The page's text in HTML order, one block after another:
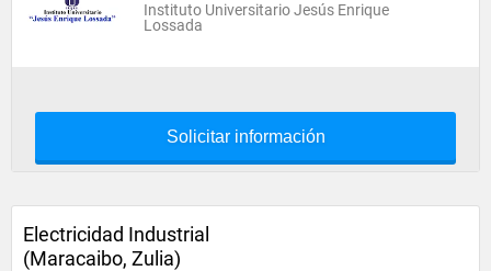
Instituto Universitario Jesús Enrique
Lossada
Solicitar información
Electricidad Industrial
(Maracaibo, Zulia)